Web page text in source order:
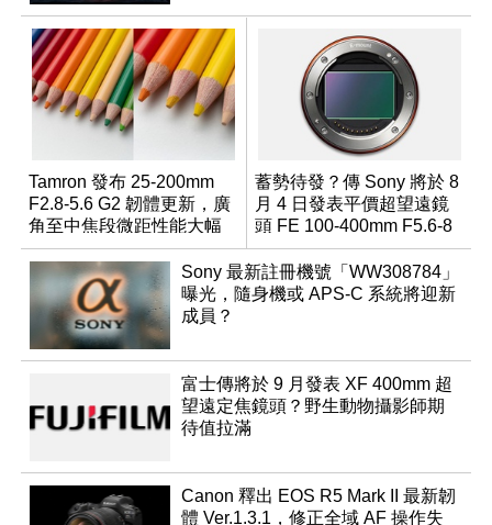
Tamron 發布 25-200mm
F2.8-5.6 G2 韌體更新，廣
角至中焦段微距性能大幅
升級
蓄勢待發？傳 Sony 將於 8
月 4 日發表平價超望遠鏡
頭 FE 100-400mm F5.6-8
Sony 最新註冊機號「WW308784」
曝光，隨身機或 APS-C 系統將迎新
成員？
富士傳將於 9 月發表 XF 400mm 超
望遠定焦鏡頭？野生動物攝影師期
待值拉滿
Canon 釋出 EOS R5 Mark II 最新韌
體 Ver.1.3.1，修正全域 AF 操作失